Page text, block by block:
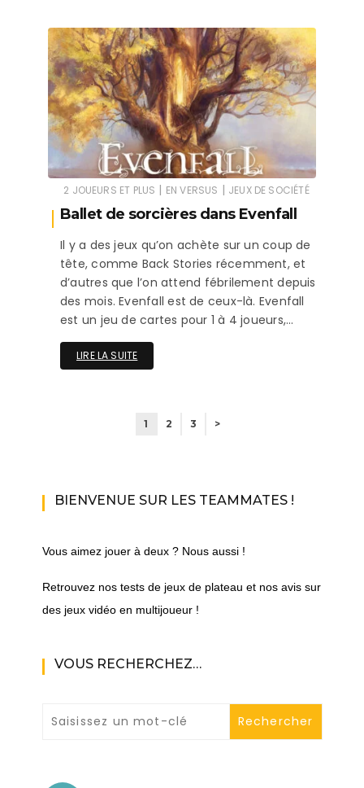
2 JOUEURS ET PLUS | EN VERSUS | JEUX DE SOCIÉTÉ
Ballet de sorcières dans Evenfall
Il y a des jeux qu’on achète sur un coup de
tête, comme Back Stories récemment, et
d’autres que l’on attend fébrilement depuis
des mois. Evenfall est de ceux-là. Evenfall
est un jeu de cartes pour 1 à 4 joueurs,…
LIRE LA SUITE
1 2 3 >
BIENVENUE SUR LES TEAMMATES !
Vous aimez jouer à deux ? Nous aussi !
Retrouvez nos tests de jeux de plateau et nos avis sur
des jeux vidéo en multijoueur !
VOUS RECHERCHEZ…